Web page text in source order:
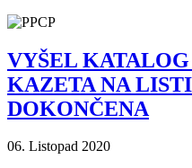
VYŠEL
KAZETA NA
DOKONČENA
06. Listopad 2020